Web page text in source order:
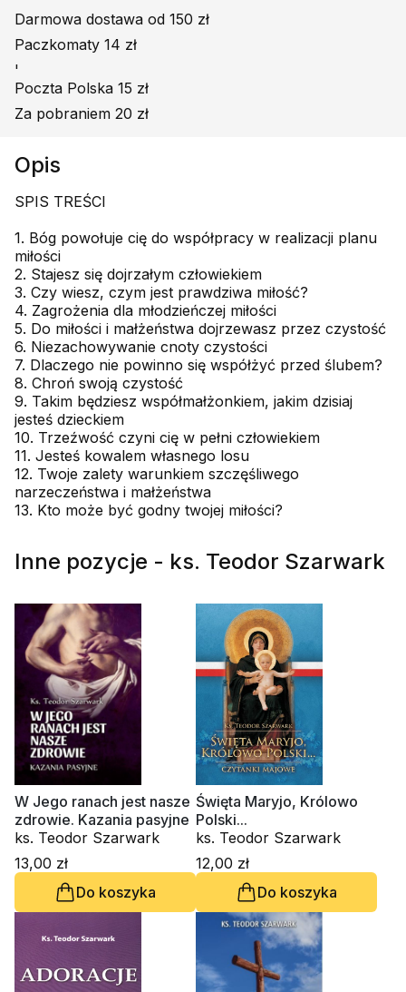
Darmowa dostawa od 150 zł
Paczkomaty 14 zł
'
Poczta Polska 15 zł
Za pobraniem 20 zł
Opis
SPIS TREŚCI
1. Bóg powołuje cię do współpracy w realizacji planu
miłości
2. Stajesz się dojrzałym człowiekiem
3. Czy wiesz, czym jest prawdziwa miłość?
4. Zagrożenia dla młodzieńczej miłości
5. Do miłości i małżeństwa dojrzewasz przez czystość
6. Niezachowywanie cnoty czystości
7. Dlaczego nie powinno się współżyć przed ślubem?
8. Chroń swoją czystość
9. Takim będziesz współmałżonkiem, jakim dzisiaj
jesteś dzieckiem
10. Trzeźwość czyni cię w pełni człowiekiem
11. Jesteś kowalem własnego losu
12. Twoje zalety warunkiem szczęśliwego
narzeczeństwa i małżeństwa
13. Kto może być godny twojej miłości?
Inne pozycje - ks. Teodor Szarwark
W Jego ranach jest nasze
zdrowie. Kazania pasyjne
ks. Teodor Szarwark
13,00 zł
Do koszyka
Święta Maryjo, Królowo
Polski...
ks. Teodor Szarwark
12,00 zł
Do koszyka